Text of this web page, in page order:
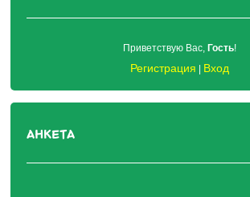
Приветствую Вас, Гость!
Регистрация Вход
АНКЕТА